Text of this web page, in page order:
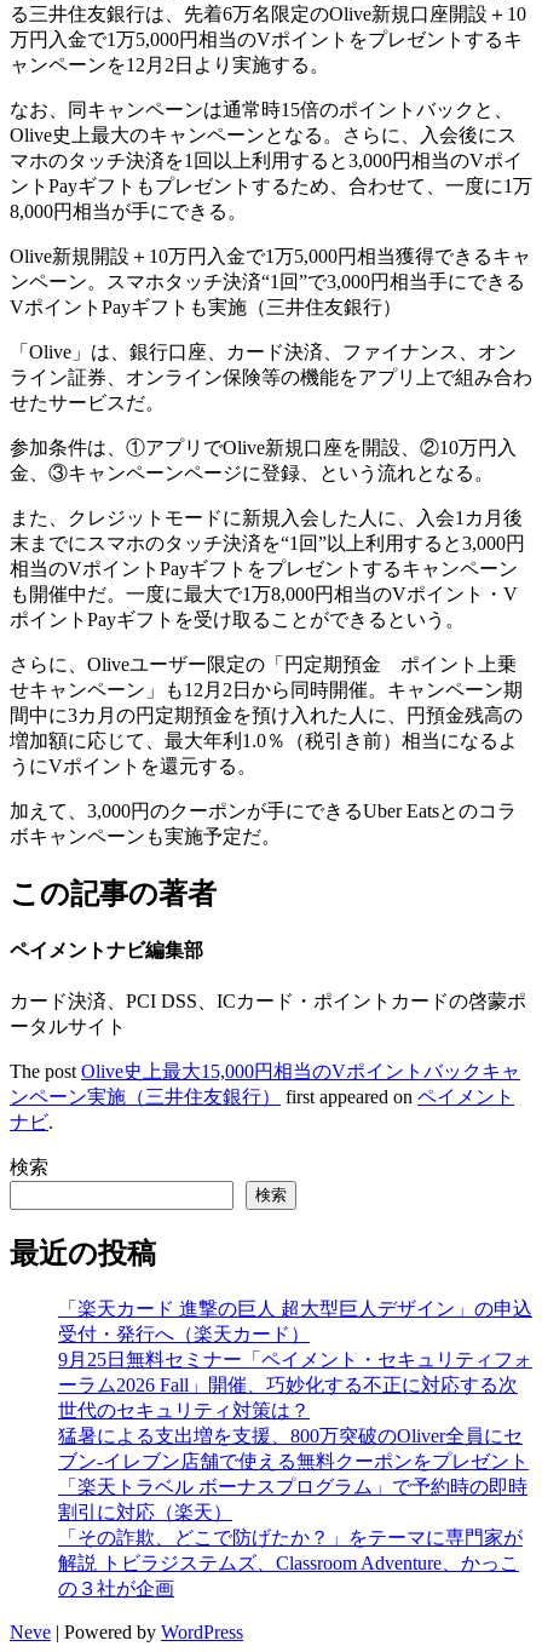
る三井住友銀行は、先着6万名限定のOlive新規口座開設＋10
万円入金で1万5,000円相当のVポイントをプレゼントするキ
ャンペーンを12月2日より実施する。
なお、同キャンペーンは通常時15倍のポイントバックと、
Olive史上最大のキャンペーンとなる。さらに、入会後にス
マホのタッチ決済を1回以上利用すると3,000円相当のVポイ
ントPayギフトもプレゼントするため、合わせて、一度に1万
8,000円相当が手にできる。
Olive新規開設＋10万円入金で1万5,000円相当獲得できるキャ
ンペーン。スマホタッチ決済“1回”で3,000円相当手にできる
VポイントPayギフトも実施（三井住友銀行）
「Olive」は、銀行口座、カード決済、ファイナンス、オン
ライン証券、オンライン保険等の機能をアプリ上で組み合わ
せたサービスだ。
参加条件は、①アプリでOlive新規口座を開設、②10万円入
金、③キャンペーンページに登録、という流れとなる。
また、クレジットモードに新規入会した人に、入会1カ月後
末までにスマホのタッチ決済を“1回”以上利用すると3,000円
相当のVポイントPayギフトをプレゼントするキャンペーン
も開催中だ。一度に最大で1万8,000円相当のVポイント・V
ポイントPayギフトを受け取ることができるという。
さらに、Oliveユーザー限定の「円定期預金 ポイント上乗
せキャンペーン」も12月2日から同時開催。キャンペーン期
間中に3カ月の円定期預金を預け入れた人に、円預金残高の
増加額に応じて、最大年利1.0％（税引き前）相当になるよ
うにVポイントを還元する。
加えて、3,000円のクーポンが手にできるUber Eatsとのコラ
ボキャンペーンも実施予定だ。
この記事の著者
ペイメントナビ編集部
カード決済、PCI DSS、ICカード・ポイントカードの啓蒙ポ
ータルサイト
The post Olive史上最大15,000円相当のVポイントバックキャ
ンペーン実施（三井住友銀行）
first appeared on ペイメント
ナビ.
検索
検索
最近の投稿
「楽天カード 進撃の巨人 超大型巨人デザイン」の申込
受付・発行へ（楽天カード）
9月25日無料セミナー「ペイメント・セキュリティフォ
ーラム2026 Fall」開催、巧妙化する不正に対応する次
世代のセキュリティ対策は？
猛暑による支出増を支援、800万突破のOliver全員にセ
ブン‐イレブン店舗で使える無料クーポンをプレゼント
「楽天トラベル ボーナスプログラム」で予約時の即時
割引に対応（楽天）
「その詐欺、どこで防げたか？」をテーマに専門家が
解説 トビラジステムズ、Classroom Adventure、かっこ
の３社が企画
Neve | Powered by WordPress